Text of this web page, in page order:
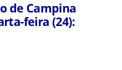
de Campina
feira (24):